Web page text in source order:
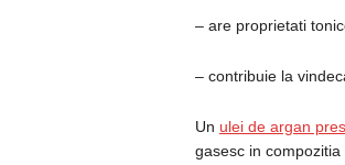
– are proprietati
– contribuie la
Un ulei de argan
gasesc in